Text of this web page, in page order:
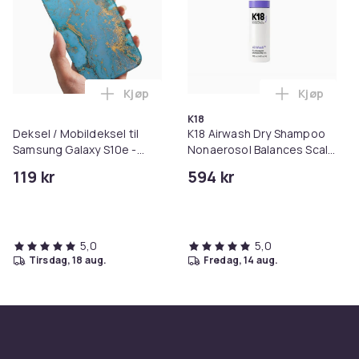
Deksel / Mobildeksel til
Samsung Galaxy S10e -
119 kr
Legg Deksel / Mobildeksel til Samsung
Kjøp
5,0
tirsdag, 18 aug.
K18
K18 Airwash Dry Shampoo
Nonaerosol Balances Scalp
594 kr
Legg K18
Kjøp
5,0
fredag, 14 aug.